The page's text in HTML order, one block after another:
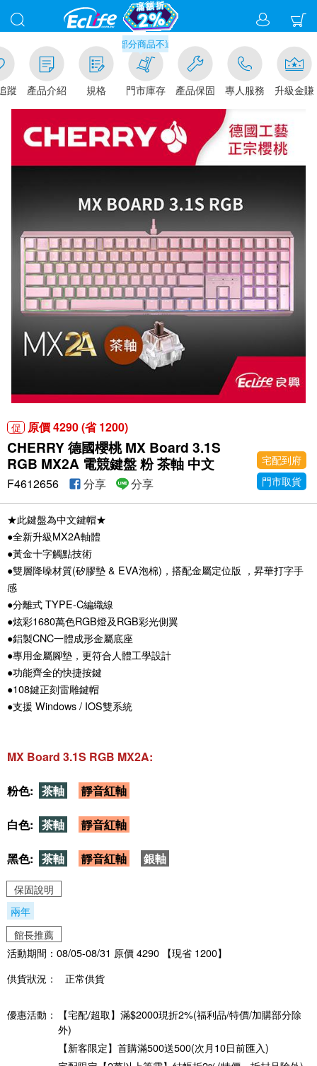
蹤 產品介紹 規格
元門市取貨現折1%(部分商品不適用)-請點我看
門市庫存 產品保固 專人服務 升級金賺
促 原價 4290 (省 1200)
CHERRY 德國櫻桃 MX Board 3.1S
RGB MX2A 電競鍵盤 粉 茶軸 中文
宅配到府
門市取貨
F4612656 分享 分享
★此鍵盤為中文鍵帽★
●全新升級MX2A軸體
●黃金十字觸點技術
●雙層降噪材質(矽膠墊 & EVA泡棉)，搭配金屬定位版 ，昇華打字手
感
●分離式 TYPE-C編織線
●炫彩1680萬色RGB燈及RGB彩光側翼
●鋁製CNC一體成形金屬底座
●專用金屬腳墊，更符合人體工學設計
●功能齊全的快捷按鍵
●108鍵正刻雷雕鍵帽
●支援 Windows / IOS雙系統
MX Board 3.1S RGB MX2A:
粉色: 茶軸 靜音紅軸
白色: 茶軸 靜音紅軸
黑色: 茶軸 靜音紅軸 銀軸
保固說明
兩年
館長推薦
活動期間：08/05-08/31 原價 4290 【現省 1200】
供貨狀況：
正常供貨
優惠活動：
【宅配/超取】滿$2000現折2%(福利品/特價/加購部分除
外)
【新客限定】首購滿500送500(次月10日前匯入)